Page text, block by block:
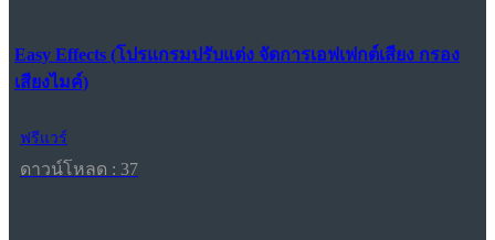
Easy Effects (โปรแกรมปรับแต่ง จัดการเอฟเฟกต์เสียง กรอง
เสียงไมค์)
ฟรีแวร์
ดาวน์โหลด : 37